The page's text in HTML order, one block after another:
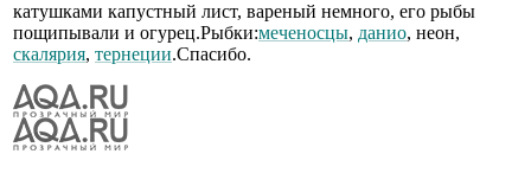
катушками капустный лист, вареный немного, его рыбы
пощипывали и огурец.Рыбки:меченосцы, данио, неон,
скалярия, тернеции.Спасибо.